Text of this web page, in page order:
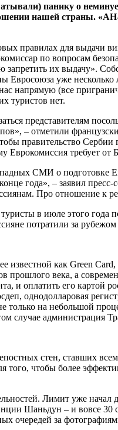
панику о
нашей страны.
правилах для
по вопросам
запретить их выдачу».
уже
напрямую (все
туристов нет.
представителям
– отметили
правительство
требует от
СМИ о подготовке
года», – заявил
Про отношение к
в июле этого
потратили за рубежом
как Green
века, а
и оплатить его картой
однодолларовая
на небольшой
случае администрация
стен, ставших
чтобы более
Лимит уже
Шаньдун – и вовсе 30
очередей за